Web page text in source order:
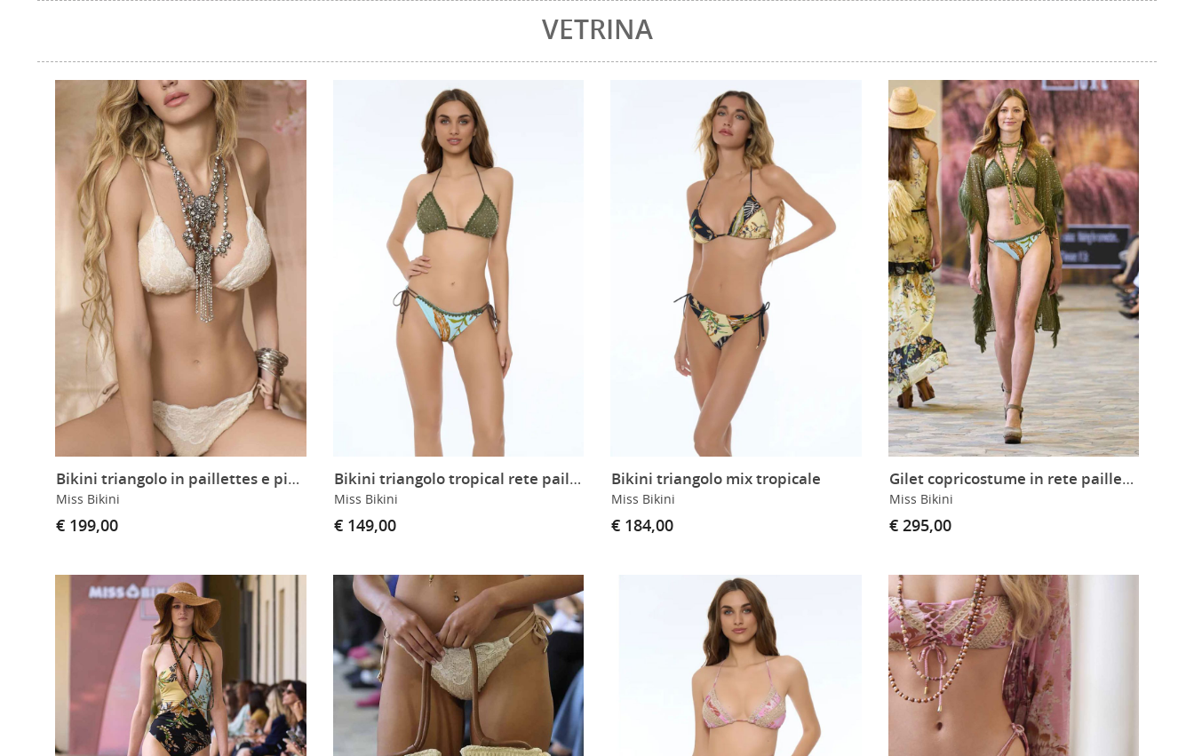
VETRINA
Bikini triangolo in paillettes e pizzo
Miss Bikini
€ 199,00
Bikini triangolo tropical rete paillettes
Miss Bikini
€ 149,00
Bikini triangolo mix tropicale
Miss Bikini
€ 184,00
Gilet copricostume in rete paillettes
Miss Bikini
€ 295,00